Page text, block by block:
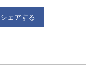
シェアする